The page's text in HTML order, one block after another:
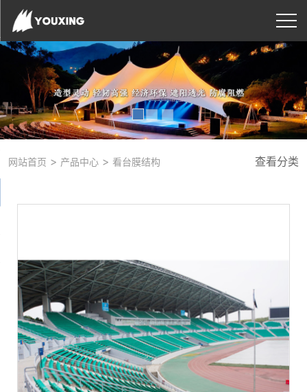
网站首页 > 产品中心 > 看台膜结构 查看分类